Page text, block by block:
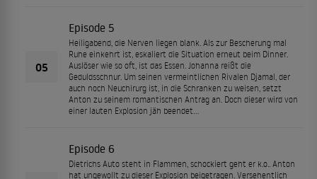
05
Episode 5
Heiligabend, die Nerven liegen blank. Als zur Bescherung mal
Ruhe einkehrt ist, eskaliert die Situation erneut beim Dinner.
Auslöser wie so oft, ist das Essen. Johanna reißt die
Geduldsschnur. Um seinen vermeintlichen Rivalen Djamal, der
auch noch Neuchirurg ist, in die Schranken zu weisen, setzt
Anton zu seinem romantischen Antrag an. Doch dieser wird von
einer lauten Explosion jäh beendet…
Episode 6
Dietrichs Auto steht in Flammen, schockiert geht er k.o.. Anton
hat ungewollt zu dieser Explosion beigetragen. Versehentlich